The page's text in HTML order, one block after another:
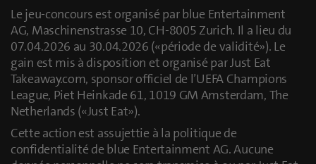
À la demande
blueTV
Cinema
Le jeu-concours est organisé par blue Entertainment
AG, Maschinenstrasse 10, CH-8005 Zurich. Il a lieu du
07.04.2026 au 30.04.2026 («période de validité»). Le
gain est mis à disposition et organisé par Just Eat
Takeaway.com, sponsor officiel de l’UEFA Champions
League, Piet Heinkade 61, 1019 GM Amsterdam, The
Netherlands («Just Eat»).
Cette action est assujettie à la politique de
confidentialité de blue Entertainment AG. Aucune